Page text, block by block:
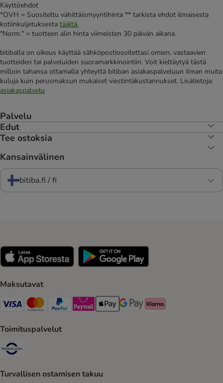
Käyttöehdot
*OVH = Suositeltu vähittäismyyntihinta ** tarkista ehdot ilmaisesta
kotiinkuljetuksesta täältä.
"Norm." = tuotteen alin hinta viimeisten 30 päivän aikana.
bitiballa on oikeus käyttää sähköpostiosoitettasi omien, vastaavien
tuotteiden tai palveluiden suoramarkkinointiin. Voit kieltäytyä tästä
milloin tahansa ottamalla yhteyttä bitiban asiakaspalveluun ilman muita
kuluja kuin perusmaksun mukaiset viestintäkustannukset. Lisätietoja:
asiakaspalvelu
Palvelu
Edut
Tee ostoksia
Kansainvälinen
bitiba.fi / fi
Maksutavat
VISA Payment Method
Mastercard Payment Method
Paypal Payment Method
Paytrail Payment Method
Apple Pay Payment Method
Google Pay Payment Method
Klarna Payment Method
Toimituspalvelut
Turvallisen ostamisen takuu